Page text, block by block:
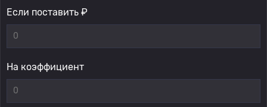
Если поставить ₽
На коэффициент